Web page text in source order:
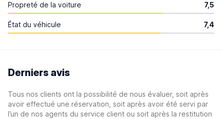
Propreté de la voiture 7,5
État du véhicule 7,4
Derniers avis
Tous nos clients ont la possibilité de nous évaluer, soit après
avoir effectué une réservation, soit après avoir été servi par
l’un de nos agents du service client ou soit après la restitution